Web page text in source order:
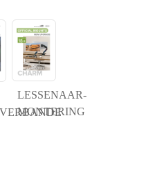
LESSENAAR-
MONTERING